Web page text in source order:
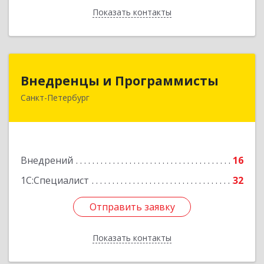
Показать контакты
Назад
Внедренцы и Программисты
Санкт-Петербург
Внедрений
16
1С:Специалист
32
Отправить заявку
Показать контакты
194044, Санкт-Петербург г, Финляндский пр-кт,
Отправить заявку
Назад